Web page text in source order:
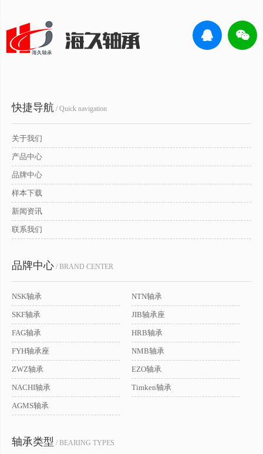
快捷导航 / Quick navigation
关于我们
产品中心
品牌中心
样本下载
新闻资讯
联系我们
品牌中心 / BRAND CENTER
NSK轴承 NTN轴承
SKF轴承 JIB轴承座
FAG轴承 HRB轴承
FYH轴承座 NMB轴承
ZWZ轴承 EZO轴承
NACHI轴承 Timken轴承
AGMS轴承
轴承类型 / BEARING TYPES